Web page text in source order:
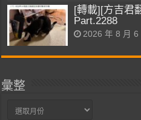
[轉載][方吉君
Part.2288
2026 年 8 月 6
彙整
彙